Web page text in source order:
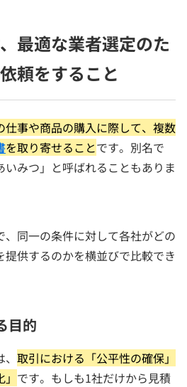
最適な業者選定のた
頼をすること
仕事や商品の購入に際して、複数
を取り寄せることです。別名で
いみつ」と呼ばれることもありま
同一の条件に対して各社がどの
提供するのかを横並びで比較でき
目的
取引における「公平性の確保」
です。もしも1社だけから見積